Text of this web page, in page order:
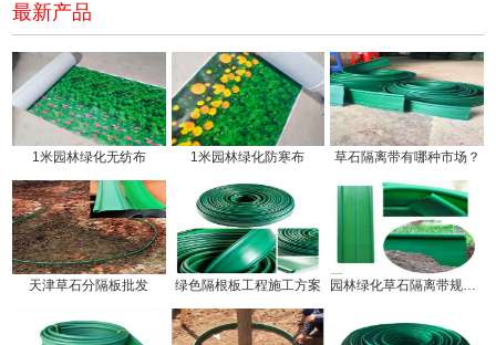
最新产品
1米园林绿化无纺布 1米园林绿化防寒布 草石隔离带有哪种市场？
天津草石分隔板批发 绿色隔根板工程施工方案 园林绿化草石隔离带规格有几种!